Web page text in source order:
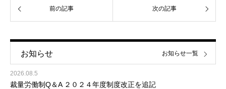
前の記事 次の記事
お知らせ
2026.08.5
裁量労働制Q＆A ２０２４年度制度改正を追記
お知らせ一覧